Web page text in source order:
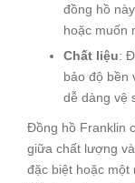
đồng hồ
hoặc muốn
Chất liệu:
bảo độ bền
dễ dàng vệ
Đồng hồ Franklin
giữa chất lượng
đặc biệt hoặc một